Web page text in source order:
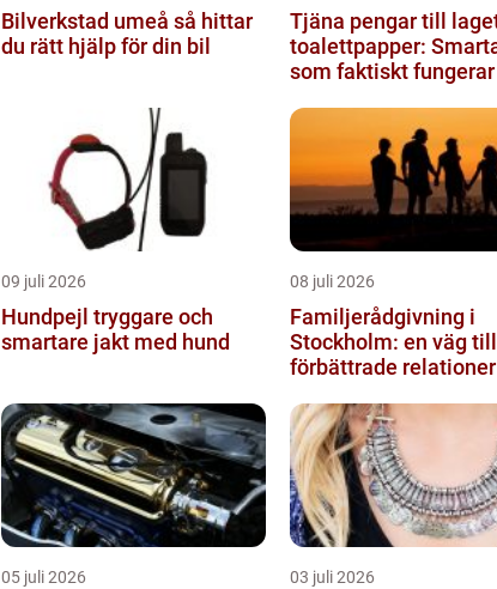
Bilverkstad umeå så hittar
du rätt hjälp för din bil
Tjäna pengar till
toalettpapper:
som faktiskt fungerar
09 juli 2026
Hundpejl tryggare och
smartare jakt med hund
08 juli 2026
Familjerådgivning i
Stockholm: en väg till
förbättrade relationer
05 juli 2026 03 juli 2026